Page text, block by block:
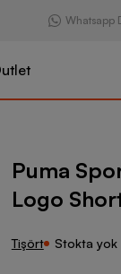
Whatsapp
Essentials
Puma
Logo
Tişört Stokta yok